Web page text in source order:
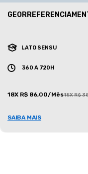
LATO SENSU
360 A 720H
18X R$ 86,00/Mês18X R$
SAIBA MAIS